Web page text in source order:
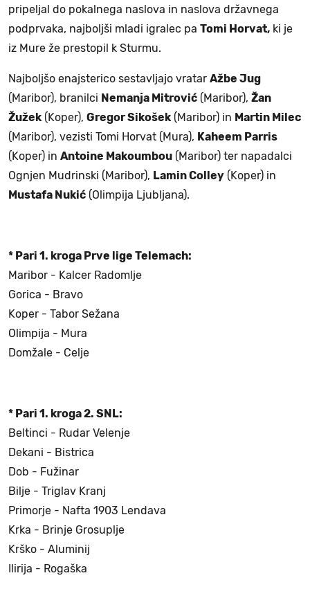
pripeljal do pokalnega naslova in naslova državnega
podprvaka, najboljši mladi igralec pa Tomi Horvat, ki je
iz Mure že prestopil k Sturmu.
Najboljšo enajsterico sestavljajo vratar Ažbe Jug
(Maribor), branilci Nemanja Mitrović (Maribor), Žan
Žužek (Koper), Gregor Sikošek (Maribor) in Martin Milec
(Maribor), vezisti Tomi Horvat (Mura), Kaheem Parris
(Koper) in Antoine Makoumbou (Maribor) ter napadalci
Ognjen Mudrinski (Maribor), Lamin Colley (Koper) in
Mustafa Nukić (Olimpija Ljubljana).
* Pari 1. kroga Prve lige Telemach:
Maribor - Kalcer Radomlje
Gorica - Bravo
Koper - Tabor Sežana
Olimpija - Mura
Domžale - Celje
* Pari 1. kroga 2. SNL:
Beltinci - Rudar Velenje
Dekani - Bistrica
Dob - Fužinar
Bilje - Triglav Kranj
Primorje - Nafta 1903 Lendava
Krka - Brinje Grosuplje
Krško - Aluminij
Ilirija - Rogaška